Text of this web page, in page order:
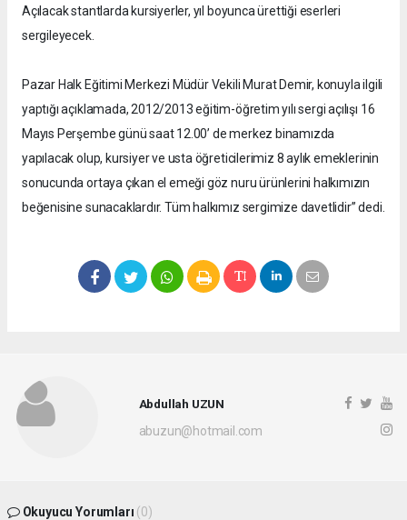
Açılacak stantlarda kursiyerler, yıl boyunca ürettiği eserleri
sergileyecek.
Pazar Halk Eğitimi Merkezi Müdür Vekili Murat Demir, konuyla ilgili
yaptığı açıklamada, 2012/2013 eğitim-öğretim yılı sergi açılışı 16
Mayıs Perşembe günü saat 12.00’ de merkez binamızda
yapılacak olup, kursiyer ve usta öğreticilerimiz 8 aylık emeklerinin
sonucunda ortaya çıkan el emeği göz nuru ürünlerini halkımızın
beğenisine sunacaklardır. Tüm halkımız sergimize davetlidir” dedi.
Abdullah UZUN
abuzun@hotmail.com
Okuyucu Yorumları (0)